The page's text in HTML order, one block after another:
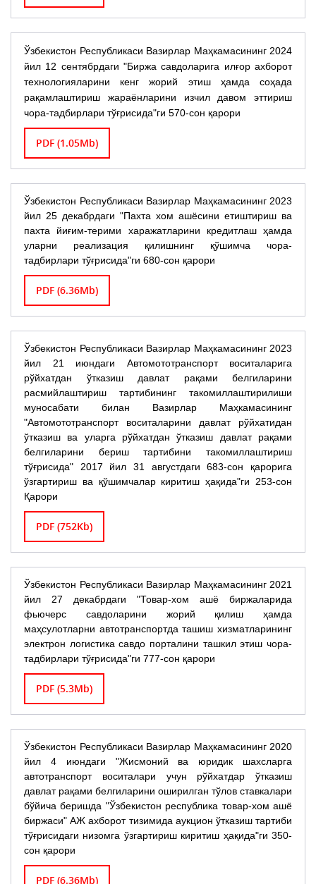
Ўзбекистон Республикаси Вазирлар Маҳкамасининг 2024
йил 12 сентябрдаги "Биржа савдоларига илғор ахборот
технологияларини кенг жорий этиш ҳамда соҳада
рақамлаштириш жараёнларини изчил давом эттириш
чора-тадбирлари тўғрисида"ги 570-сон қарори
PDF (1.05Mb)
Ўзбекистон Республикаси Вазирлар Маҳкамасининг 2023
йил 25 декабрдаги "Пахта хом ашёсини етиштириш ва
пахта йиғим-терими харажатларини кредитлаш ҳамда
уларни реализация қилишнинг қўшимча чора-
тадбирлари тўғрисида"ги 680-сон қарори
PDF (6.36Mb)
Ўзбекистон Республикаси Вазирлар Маҳкамасининг 2023
йил 21 июндаги Автомототранспорт воситаларига
рўйхатдан ўтказиш давлат рақами белгиларини
расмийлаштириш тартибининг такомиллаштирилиши
муносабати билан Вазирлар Маҳкамасининг
"Автомототранспорт воситаларини давлат рўйхатидан
ўтказиш ва уларга рўйхатдан ўтказиш давлат рақами
белгиларини бериш тартибини такомиллаштириш
тўғрисида" 2017 йил 31 августдаги 683-сон қарорига
ўзгартириш ва қўшимчалар киритиш ҳақида"ги 253-сон
Қарори
PDF (752Kb)
Ўзбекистон Республикаси Вазирлар Маҳкамасининг 2021
йил 27 декабрдаги "Товар-хом ашё биржаларида
фьючерс савдоларини жорий қилиш ҳамда
маҳсулотларни автотранспортда ташиш хизматларининг
электрон логистика савдо порталини ташкил этиш чора-
тадбирлари тўғрисида"ги 777-сон қарори
PDF (5.3Mb)
Ўзбекистон Республикаси Вазирлар Маҳкамасининг 2020
йил 4 июндаги "Жисмоний ва юридик шахсларга
автотранспорт воситалари учун рўйхатдар ўтказиш
давлат рақами белгиларини оширилган тўлов ставкалари
бўйича беришда "Ўзбекистон республика товар-хом ашё
биржаси" АЖ ахборот тизимида аукцион ўтказиш тартиби
тўғрисидаги низомга ўзгартириш киритиш ҳақида"ги 350-
сон қарори
PDF (6.36Mb)